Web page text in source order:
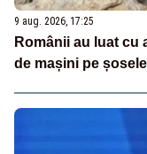
9 aug. 2026, 17:25
Românii au luat cu
de mașini pe șosele